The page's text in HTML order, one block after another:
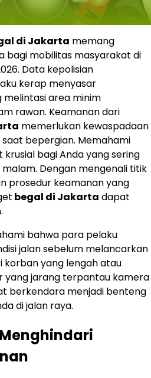
di Jakarta memang
bagi mobilitas masyarakat di
Data kepolisian
kerap menyasar
area minim
rawan. Keamanan dari
memerlukan kewaspadaan
bepergian. Memahami
bagi Anda yang sering
Dengan mengenali titik
prosedur keamanan yang
begal di Jakarta dapat
bahwa para pelaku
jalan sebelum melancarkan
korban yang lengah atau
yang jarang terpantau kamera
berkendara menjadi benteng
di jalan raya.